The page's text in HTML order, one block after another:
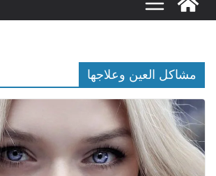
مشاكل العين وعلاجها